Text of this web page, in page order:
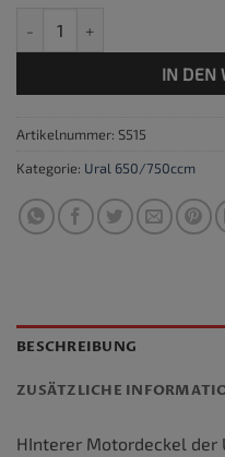
IN DEN
Artikelnummer: S515
Kategorie: Ural 650/750ccm
BESCHREIBUNG
ZUSÄTZLICHE
HInterer Motordeckel der